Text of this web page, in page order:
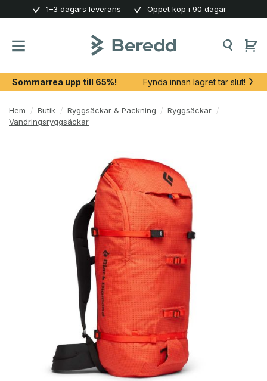
content
1–3 dagars leverans Öppet köp i 90 dagar
Sommarrea upp till 65%! Fynda innan lagret tar slut!
Hem / Butik / Ryggsäckar & Packning / Ryggsäckar /
Vandringsryggsäckar